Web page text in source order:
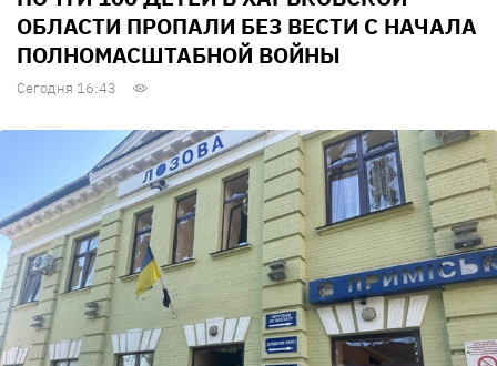
ОБЛАСТИ ПРОПАЛИ БЕЗ ВЕСТИ С НАЧАЛА
ПОЛНОМАСШТАБНОЙ ВОЙНЫ
Сегодня 16:43